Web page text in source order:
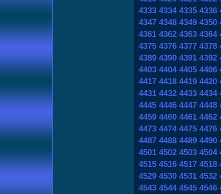
4333 4334 4335 4336
4347 4348 4349 4350
4361 4362 4363 4364
4375 4376 4377 4378
4389 4390 4391 4392
4403 4404 4405 4406
4417 4418 4419 4420
4431 4432 4433 4434
4445 4446 4447 4448
4459 4460 4461 4462
4473 4474 4475 4476
4487 4488 4489 4490
4501 4502 4503 4504
4515 4516 4517 4518
4529 4530 4531 4532
4543 4544 4545 4546